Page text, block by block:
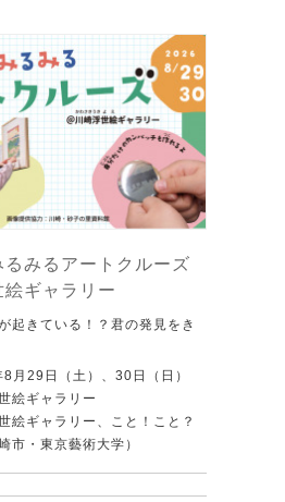
るみるアートクルーズ
絵ギャラリー
起きている！？君の発見をき
月29日（土）、30日（日）
絵ギャラリー
絵ギャラリー、こと！こと？
市・東京藝術大学）